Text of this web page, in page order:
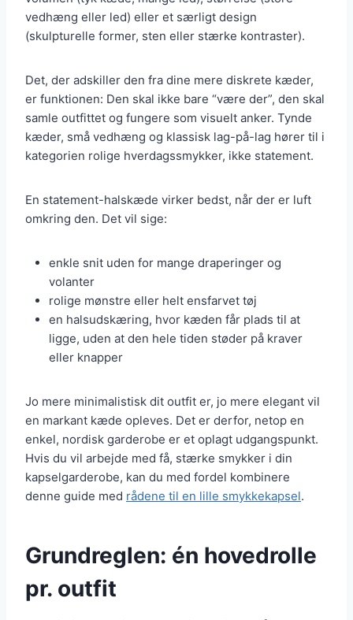
vedhæng eller led) eller et særligt design
(skulpturelle former, sten eller stærke kontraster).
Det, der adskiller den fra dine mere diskrete kæder,
er funktionen: Den skal ikke bare “være der”, den skal
samle outfittet og fungere som visuelt anker. Tynde
kæder, små vedhæng og klassisk lag-på-lag hører til i
kategorien rolige hverdagssmykker, ikke statement.
En statement-halskæde virker bedst, når der er luft
omkring den. Det vil sige:
enkle snit uden for mange draperinger og
volanter
rolige mønstre eller helt ensfarvet tøj
en halsudskæring, hvor kæden får plads til at
ligge, uden at den hele tiden støder på kraver
eller knapper
Jo mere minimalistisk dit outfit er, jo mere elegant vil
en markant kæde opleves. Det er derfor, netop en
enkel, nordisk garderobe er et oplagt udgangspunkt.
Hvis du vil arbejde med få, stærke smykker i din
kapselgarderobe, kan du med fordel kombinere
denne guide med rådene til en lille smykkekapsel.
Grundreglen: én hovedrolle
pr. outfit